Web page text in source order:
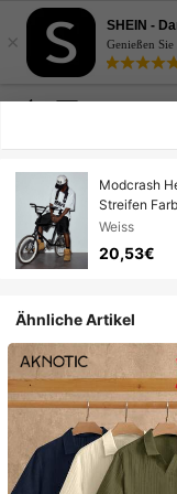
×
SHEIN -
Genießen
Modcrash
Streifen
Unisex
Weiss
20,53€
Ähnliche Artikel